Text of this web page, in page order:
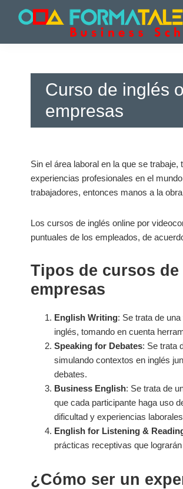
Cursos
Master
Madrid
Formatalent
Master
Curso de inglés
empresas
Sin el área laboral en la que se
experiencias profesionales en el
trabajadores, entonces manos a la
Los cursos de inglés online por
puntuales de los empleados, de
Tipos de cursos
empresas
English Writing: Se trata de
inglés, tomando en cuenta
Speaking for Debates: Se trata
simulando contextos en inglés
debates.
Business English: Se trata de
que cada participante haga uso
dificultad y experiencias
English for Listening &
prácticas receptivas que
¿Cómo ser un